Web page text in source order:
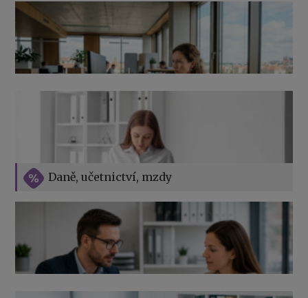
Daně, učetnictví, mzdy
Vše o překážkách v práci na straně zaměstnavatele
Výpověď ze zdravotních důvodů 2026 – průvodce pro
Jak na podnikání při rodičovské dovolené
Přehledy pro OSSZ a zdravotní pojišťovny – jak na ně
v roce 2026